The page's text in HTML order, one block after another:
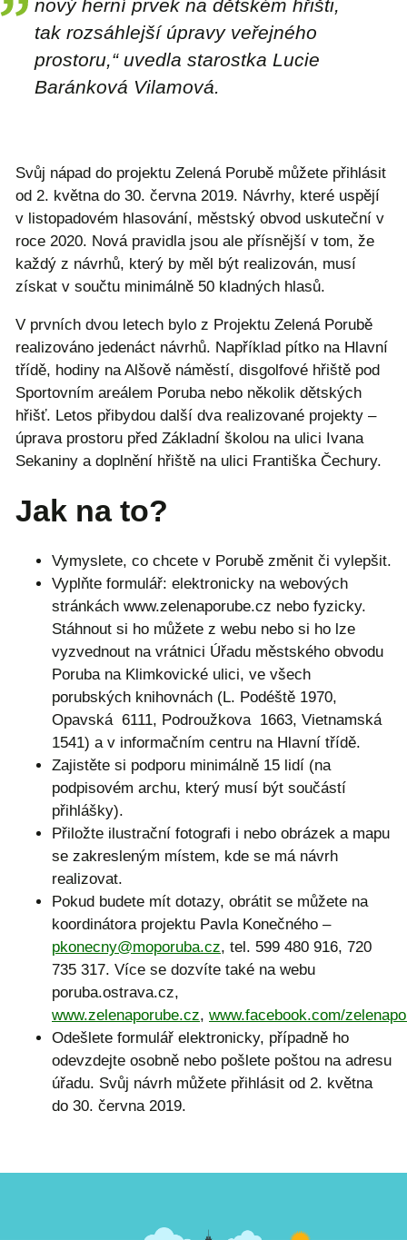
nový herní prvek na dětském hřišti,
tak rozsáhlejší úpravy veřejného
prostoru,“ uvedla starostka Lucie
Baránková Vilamová.
Svůj nápad do projektu Zelená Porubě můžete přihlásit
od 2. května do 30. června 2019. Návrhy, které uspějí
v listopadovém hlasování, městský obvod uskuteční v
roce 2020. Nová pravidla jsou ale přísnější v tom, že
každý z návrhů, který by měl být realizován, musí
získat v součtu minimálně 50 kladných hlasů.
V prvních dvou letech bylo z Projektu Zelená Porubě
realizováno jedenáct návrhů. Například pítko na Hlavní
třídě, hodiny na Alšově náměstí, disgolfové hřiště pod
Sportovním areálem Poruba nebo několik dětských
hřišť. Letos přibydou další dva realizované projekty –
úprava prostoru před Základní školou na ulici Ivana
Sekaniny a doplnění hřiště na ulici Františka Čechury.
Jak na to?
Vymyslete, co chcete v Porubě změnit či vylepšit.
Vyplňte formulář: elektronicky na webových
stránkách www.zelenaporube.cz nebo fyzicky.
Stáhnout si ho můžete z webu nebo si ho lze
vyzvednout na vrátnici Úřadu městského obvodu
Poruba na Klimkovické ulici, ve všech
porubských knihovnách (L. Podéště 1970,
Opavská 6111, Podroužkova 1663, Vietnamská
1541) a v informačním centru na Hlavní třídě.
Zajistěte si podporu minimálně 15 lidí (na
podpisovém archu, který musí být součástí
přihlášky).
Přiložte ilustrační fotografi i nebo obrázek a mapu
se zakresleným místem, kde se má návrh
realizovat.
Pokud budete mít dotazy, obrátit se můžete na
koordinátora projektu Pavla Konečného –
pkonecny@moporuba.cz, tel. 599 480 916, 720
735 317. Více se dozvíte také na webu
poruba.ostrava.cz,
www.zelenaporube.cz, www.facebook.com/
Odešlete formulář elektronicky, případně ho
odevzdejte osobně nebo pošlete poštou na adresu
úřadu. Svůj návrh můžete přihlásit od 2. května
do 30. června 2019.